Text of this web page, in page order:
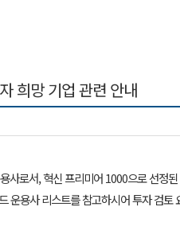
희망 기업 관련 안내
사로서, 혁신 프리미어 1000으로 선정
운용사 리스트를 참고하시어 투자 검토